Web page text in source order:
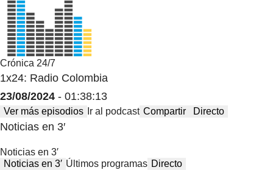
Crónica 24/7
1x24: Radio Colombia
23/08/2024 - 01:38:13
Ver más episodios Ir al podcast Compartir Directo
Noticias en 3′
Noticias en 3′
Noticias en 3′ Últimos programas Directo